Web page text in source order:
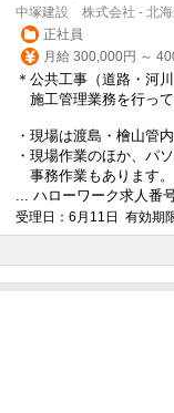
中塚建設 株式会社 - 北海
正社員
月給 300,000円 ～
＊公共工事（道路・河
施工管理業務を行って
・現場は渡島・檜山管
・現場作業のほか、パ
事務作業もあります。
... ハローワーク求人番
受理日：6月11日 有効期